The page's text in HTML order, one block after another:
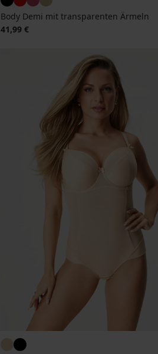
Body Demi mit transparenten Ärmeln
41,99 €